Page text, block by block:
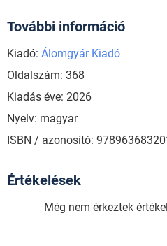
További információ
Kiadó: Álomgyár Kiadó
Oldalszám: 368
Kiadás éve: 2026
Nyelv: magyar
ISBN / azonosító:
Értékelések
Még nem érkeztek